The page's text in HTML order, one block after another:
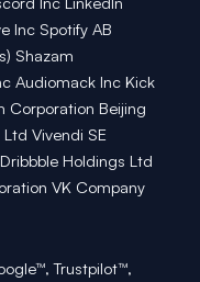
Inc Spotify AB
Shazam
Audiomack Inc Kick
Corporation Beijing
Vivendi SE
Holdings Ltd
VK Company
Trustpilot™,